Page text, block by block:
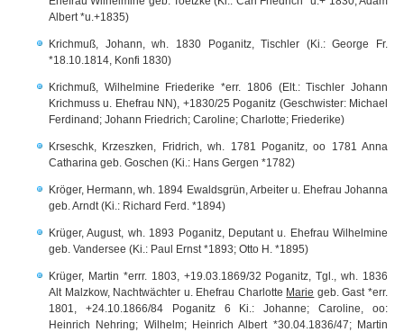
Albert *u.+1835)
Krichmuß, Johann, wh. 1830 Poganitz, Tischler (Ki.: George Fr.
*18.10.1814, Konfi 1830)
Krichmuß, Wilhelmine Friederike *err. 1806 (Elt.: Tischler Johann
Krichmuss u. Ehefrau NN), +1830/25 Poganitz (Geschwister: Michael
Ferdinand; Johann Friedrich; Caroline; Charlotte; Friederike)
Krseschk, Krzeszken, Fridrich, wh. 1781 Poganitz, oo 1781 Anna
Catharina geb. Goschen (Ki.: Hans Gergen *1782)
Kröger, Hermann, wh. 1894 Ewaldsgrün, Arbeiter u. Ehefrau Johanna
geb. Arndt (Ki.: Richard Ferd. *1894)
Krüger, August, wh. 1893 Poganitz, Deputant u. Ehefrau Wilhelmine
geb. Vandersee (Ki.: Paul Ernst *1893; Otto H. *1895)
Krüger, Martin *errr. 1803, +19.03.1869/32 Poganitz, Tgl., wh. 1836
Alt Malzkow, Nachtwächter u. Ehefrau Charlotte Marie geb. Gast *err.
1801, +24.10.1866/84 Poganitz 6 Ki.: Johanne; Caroline, oo:
Heinrich Nehring; Wilhelm; Heinrich Albert *30.04.1836/47; Martin